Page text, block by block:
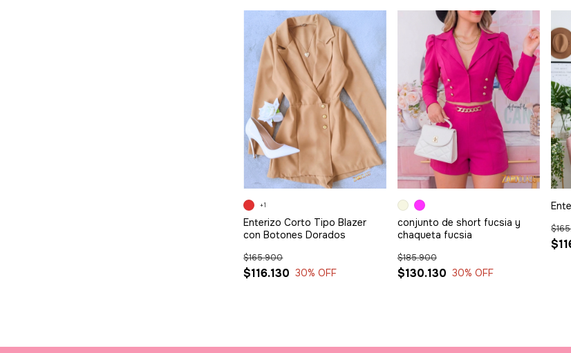
Enterizo Corto Tipo Blazer
con Botones Dorados
$116.130
$165.900
30% OFF
+1
conjunto de short fucsia y
chaqueta fucsia
$130.130
$185.900
30% OFF